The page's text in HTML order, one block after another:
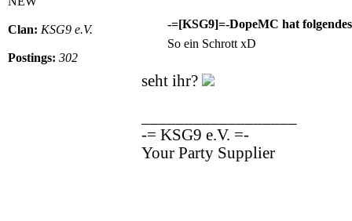
Clan: KSG9 e.V.
Postings: 302
-=[KSG9]=-DopeMC hat
So ein Schrott xD
seht ihr?
-= KSG9 e.V. =-
Your Party Supplier